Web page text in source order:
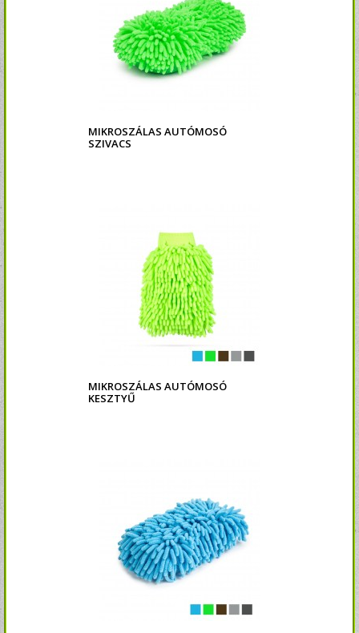
MIKROSZÁLAS AUTÓMOSÓ
SZIVACS
MIKROSZÁLAS AUTÓMOSÓ
KESZTYŰ